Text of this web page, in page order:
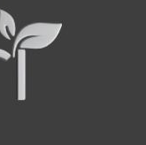
de karité et huiles
— certifié